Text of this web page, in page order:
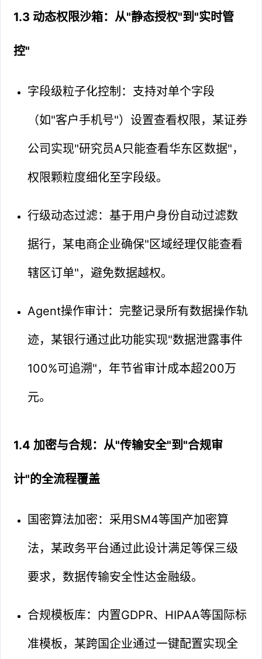
1.3 动态权限沙箱：从"静态授权"到"实时管
控"
字段级粒子化控制：支持对单个字段
（如"客户手机号"）设置查看权限，某证券
公司实现"研究员A只能查看华东区数据"，
权限颗粒度细化至字段级。
行级动态过滤：基于用户身份自动过滤数
据行，某电商企业确保"区域经理仅能查看
辖区订单"，避免数据越权。
Agent操作审计：完整记录所有数据操作轨
迹，某银行通过此功能实现"数据泄露事件
100%可追溯"，年节省审计成本超200万
元。
1.4 加密与合规：从"传输安全"到"合规审
计"的全流程覆盖
国密算法加密：采用SM4等国产加密算
法，某政务平台通过此设计满足等保三级
要求，数据传输安全性达金融级。
合规模板库：内置GDPR、HIPAA等国际标
准模板，某跨国企业通过一键配置实现全